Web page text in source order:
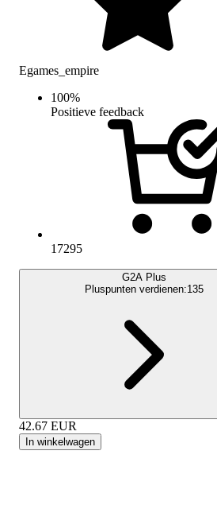
Egames_empire
100%
Positieve feedback
17295
G2A Plus
Pluspunten verdienen:135
42.67 EUR
In winkelwagen